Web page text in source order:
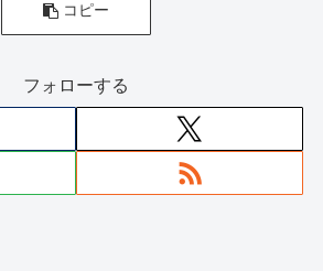
コピー
フォローする